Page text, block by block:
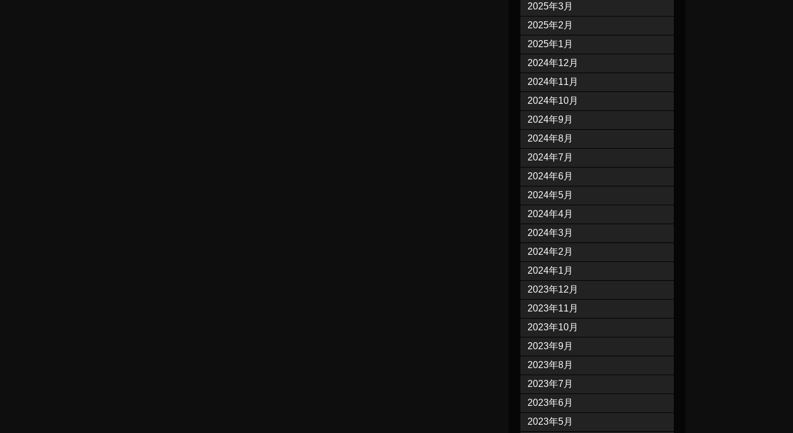
2025年3月
2025年2月
2025年1月
2024年12月
2024年11月
2024年10月
2024年9月
2024年8月
2024年7月
2024年6月
2024年5月
2024年4月
2024年3月
2024年2月
2024年1月
2023年12月
2023年11月
2023年10月
2023年9月
2023年8月
2023年7月
2023年6月
2023年5月